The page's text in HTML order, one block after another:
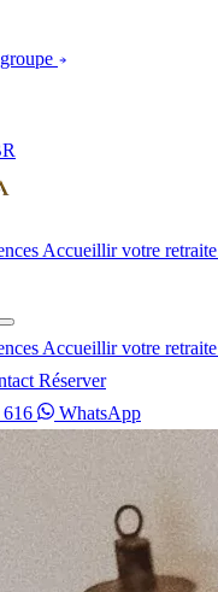
Accueillir votre retraite
Accueillir votre retraite
Réserver
WhatsApp